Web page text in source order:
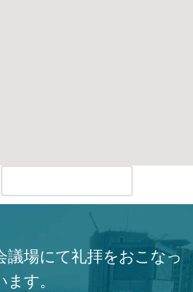
場にて礼拝をおこなっ
す。